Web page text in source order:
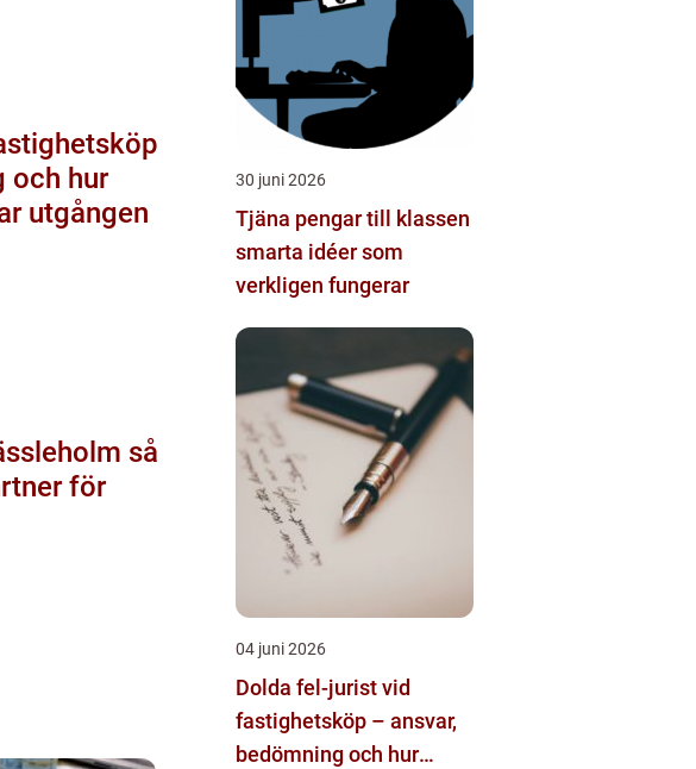
och hur
utgången
så
för
30 juni 2026
Tjäna pengar till klassen
smarta idéer som
verkligen fungerar
04 juni 2026
Dolda fel-jurist vid
fastighetsköp – ansvar,
bedömning och hur